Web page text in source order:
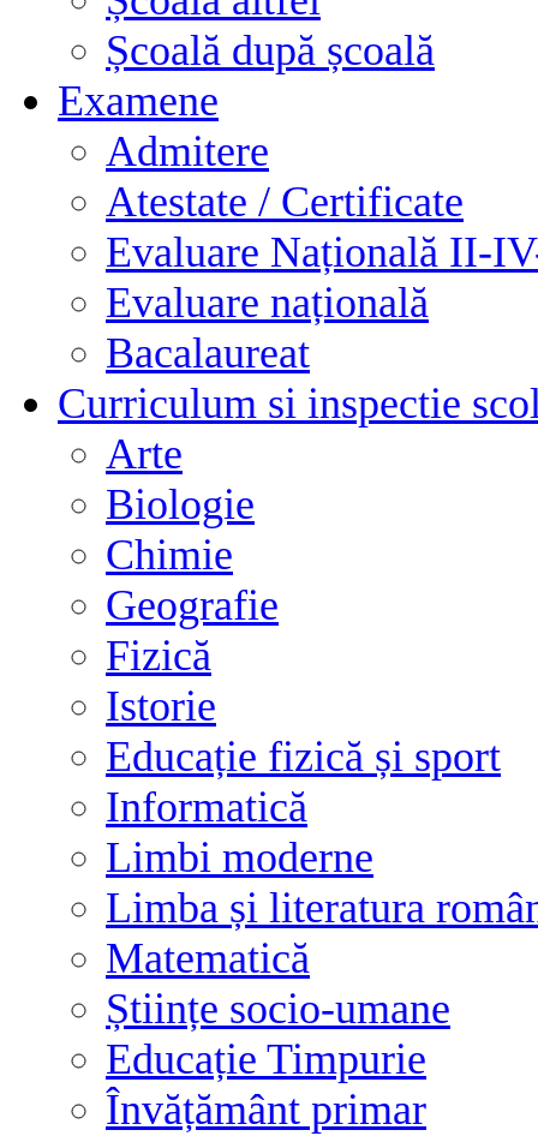
Școală după școală
Examene
Admitere
Atestate / Certificate
Evaluare Națională II-
Evaluare națională
Bacalaureat
Curriculum si inspectie
Arte
Biologie
Chimie
Geografie
Fizică
Istorie
Educație fizică și sport
Informatică
Limbi moderne
Limba și literatura
Matematică
Științe socio-umane
Educație Timpurie
Învățământ primar